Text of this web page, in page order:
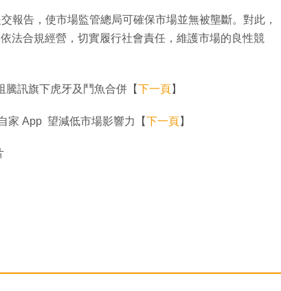
報告，使市場監管總局可確保市場並無被壟斷。對此，
法合規經營，切實履行社會責任，維護市場的良性競
騰訊旗下虎牙及鬥魚合併【下一頁】
家 App 望減低市場影響力【下一頁】